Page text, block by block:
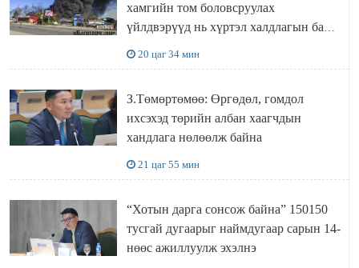
хамгийн том боловсруулах
үйлдвэрүүд нь хүртэл халдлагын бай
20 цаг 34 мин
З.Төмөртөмөө: Өргөдөл, гомдол
ихсэхэд төрийн албан хаагчдын
хандлага нөлөөлж байна
21 цаг 55 мин
“Хотын дарга сонсож байна” 150150
тусгай дугаарыг наймдугаар сарын 14-
нөөс ажиллуулж эхэлнэ